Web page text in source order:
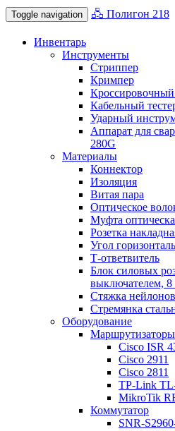
Toggle navigation 🖧 Полигон 218
Инвентарь
Инструменты
Стриппер
Кримпер
Кабельный
Ударный
Аппарат для
280G
Материалы
Коннектор
Изоляция
Витая пара
Оптическое
Муфта
Розетка
Угол
Т-ответвитель
Блок силовых
выключателем, 8
Стяжка
Стремянка
Оборудование
Маршрутизаторы
Cisco ISR
Cisco 2911
Cisco 2811
TP-Link
MikroTik
Коммутатор
SNR-